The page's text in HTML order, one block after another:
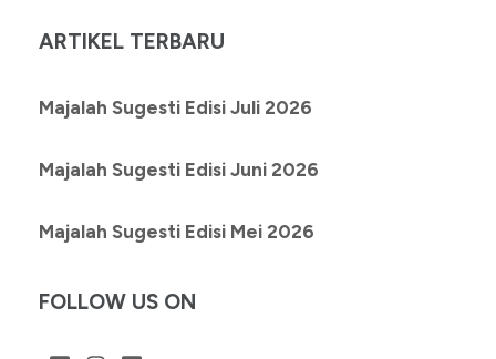
ARTIKEL TERBARU
Majalah Sugesti Edisi Juli 2026
Majalah Sugesti Edisi Juni 2026
Majalah Sugesti Edisi Mei 2026
FOLLOW US ON